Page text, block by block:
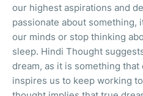
our highest aspirations and
passionate about
our minds or stop thinking
sleep. Hindi Thought
dream, as it is something
inspires us to keep working